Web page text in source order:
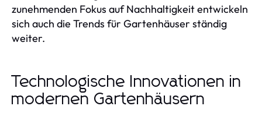
zunehmenden Fokus auf Nachhaltigkeit entwickeln
sich auch die Trends für Gartenhäuser ständig
weiter.
Technologische Innovationen in
modernen Gartenhäusern